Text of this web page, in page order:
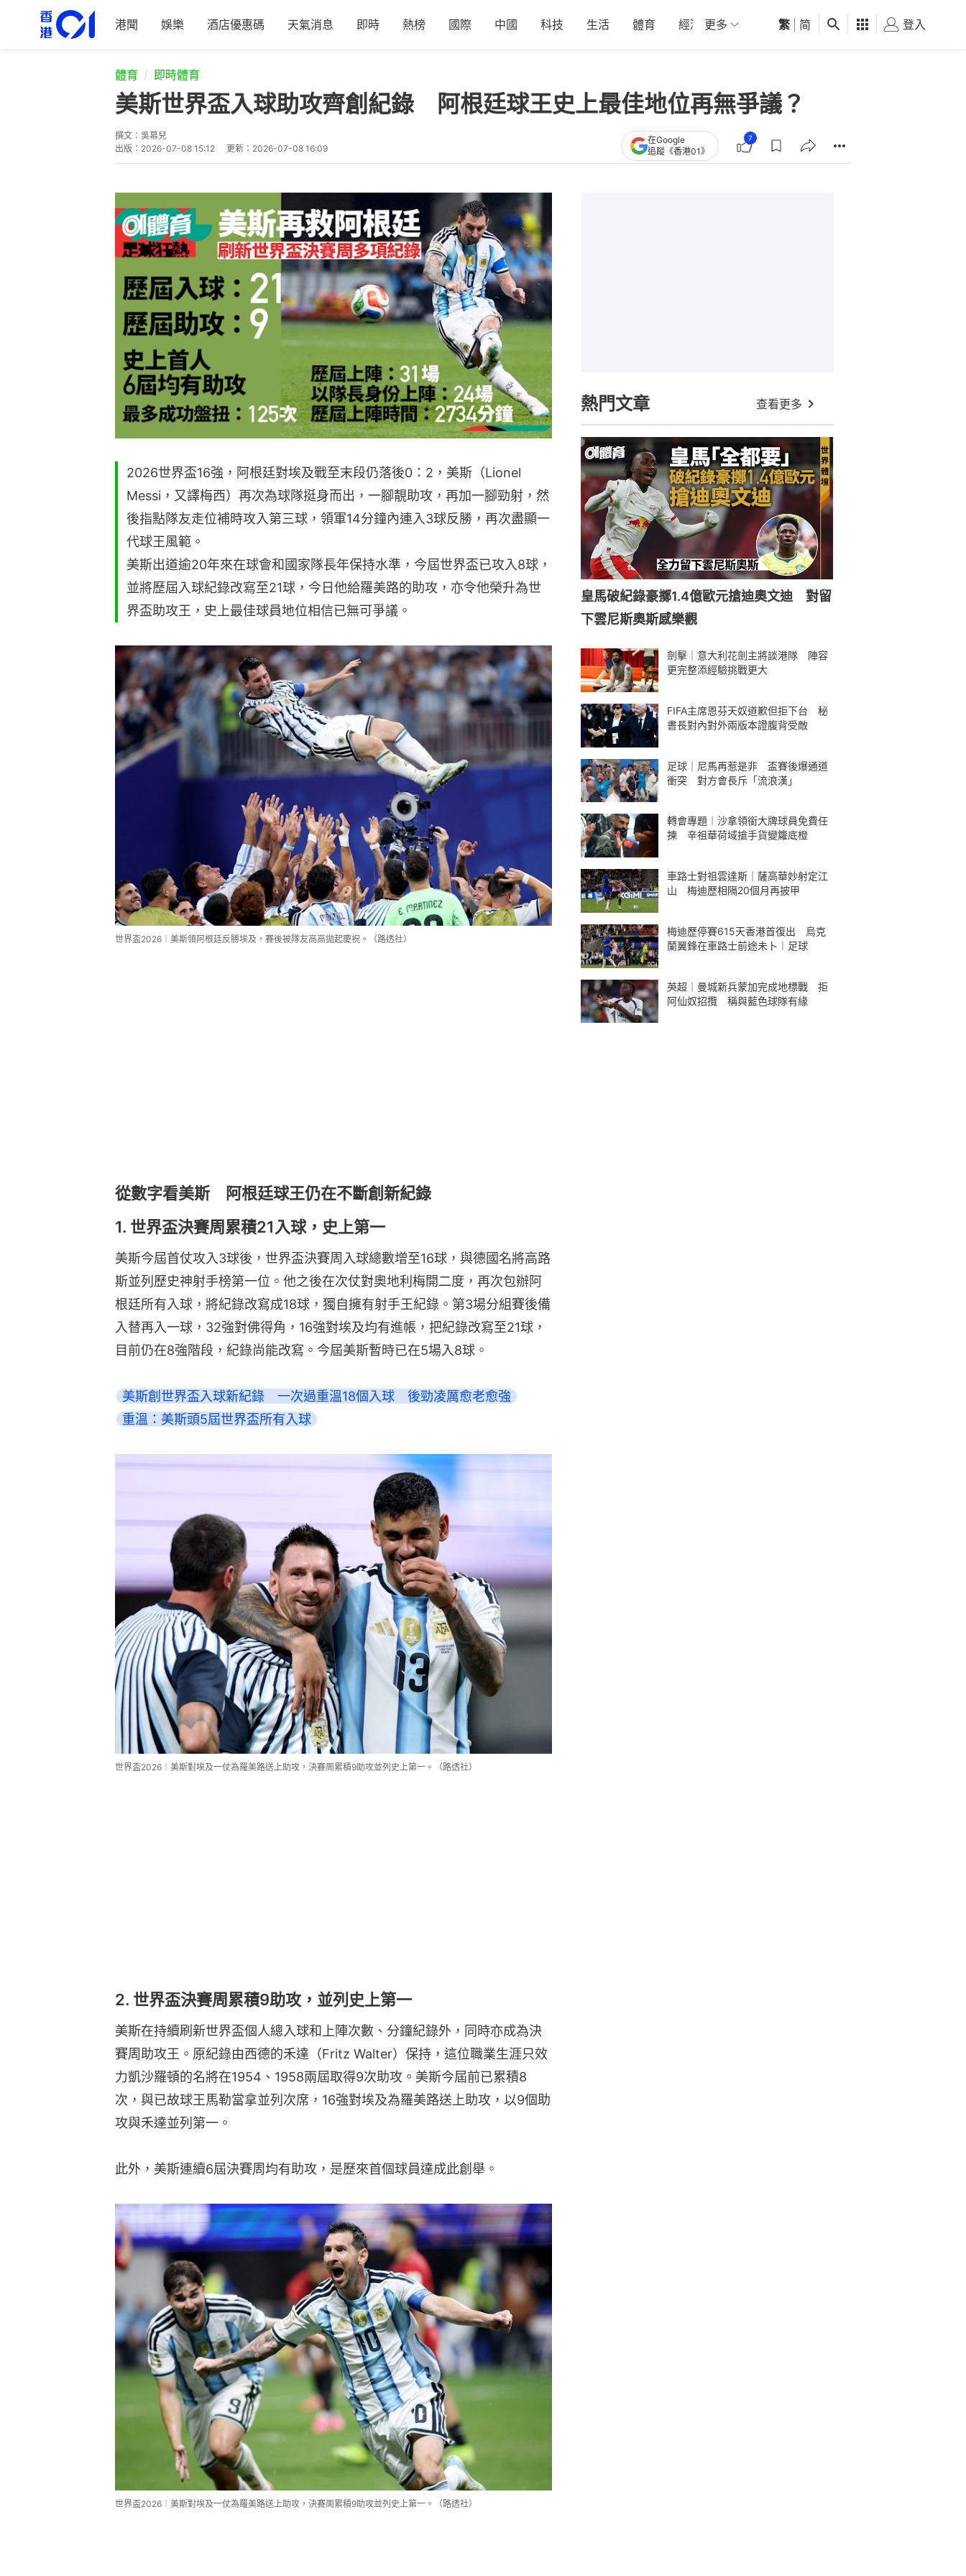
港聞 娛樂 酒店優惠碼 天氣消息 即時 熱榜 國際 中國 科技 生活 體育 經濟 01深圳 觀點 健康 好食玩飛
更多 繁 简 登入
體育 即時體育
美斯世界盃入球助攻齊創紀錄 阿根廷球王史上最佳地位再無爭議？
撰文： 吳慕兒
出版： 2026-07-08 15:12 更新： 2026-07-08 16:09
在Google
追蹤《香港01》
7
2026世界盃16強，阿根廷對埃及戰至末段仍落後0：2，美斯（Lionel
Messi，又譯梅西）再次為球隊挺身而出，一腳靚助攻，再加一腳勁射，然
後指點隊友走位補時攻入第三球，領軍14分鐘內連入3球反勝，再次盡顯一
代球王風範。
美斯出道逾20年來在球會和國家隊長年保持水準，今屆世界盃已攻入8球，
並將歷屆入球紀錄改寫至21球，今日他給羅美路的助攻，亦令他榮升為世
界盃助攻王，史上最佳球員地位相信已無可爭議。
世界盃2026︱美斯領阿根廷反勝埃及，賽後被隊友高高拋起慶祝。（路透社）
從數字看美斯 阿根廷球王仍在不斷創新紀錄
1. 世界盃決賽周累積21入球，史上第一
美斯今屆首仗攻入3球後，世界盃決賽周入球總數增至16球，與德國名將高路
斯並列歷史神射手榜第一位。他之後在次仗對奧地利梅開二度，再次包辦阿
根廷所有入球，將紀錄改寫成18球，獨自擁有射手王紀錄。第3場分組賽後備
入替再入一球，32強對佛得角，16強對埃及均有進帳，把紀錄改寫至21球，
目前仍在8強階段，紀錄尚能改寫。今屆美斯暫時已在5場入8球。
美斯創世界盃入球新紀錄　一次過重溫18個入球　後勁凌厲愈老愈強
重溫：美斯頭5屆世界盃所有入球
世界盃2026︱美斯對埃及一仗為羅美路送上助攻，決賽周累積9助攻並列史上第一。（路透社）
2. 世界盃決賽周累積9助攻，並列史上第一
美斯在持續刷新世界盃個人總入球和上陣次數、分鐘紀錄外，同時亦成為決
賽周助攻王。原紀錄由西德的禾達（Fritz Walter）保持，這位職業生涯只效
力凱沙羅頓的名將在1954、1958兩屆取得9次助攻。美斯今屆前已累積8
次，與已故球王馬勒當拿並列次席，16強對埃及為羅美路送上助攻，以9個助
攻與禾達並列第一。
此外，美斯連續6屆決賽周均有助攻，是歷來首個球員達成此創舉。
世界盃2026︱美斯對埃及一仗為羅美路送上助攻，決賽周累積9助攻並列史上第一。（路透社）
熱門文章 查看更多
皇馬破紀錄豪擲1.4億歐元搶迪奧文迪 對留
下雲尼斯奧斯感樂觀
劍擊｜意大利花劍主將談港隊 陣容
更完整添經驗挑戰更大
FIFA主席恩芬天奴道歉但拒下台 秘
書長對內對外兩版本證腹背受敵
足球｜尼馬再惹是非 盃賽後爆通道
衝突 對方會長斥「流浪漢」
轉會專題︱沙拿領銜大牌球員免費任
揀 辛祖華荷域搶手貨變籮底橙
車路士對祖雲達斯｜薩高華妙射定江
山 梅迪歷相隔20個月再披甲
梅迪歷停賽615天香港首復出 烏克
蘭翼鋒在車路士前途未卜︱足球
英超｜曼城新兵蒙加完成地標戰 拒
阿仙奴招攬 稱與藍色球隊有緣